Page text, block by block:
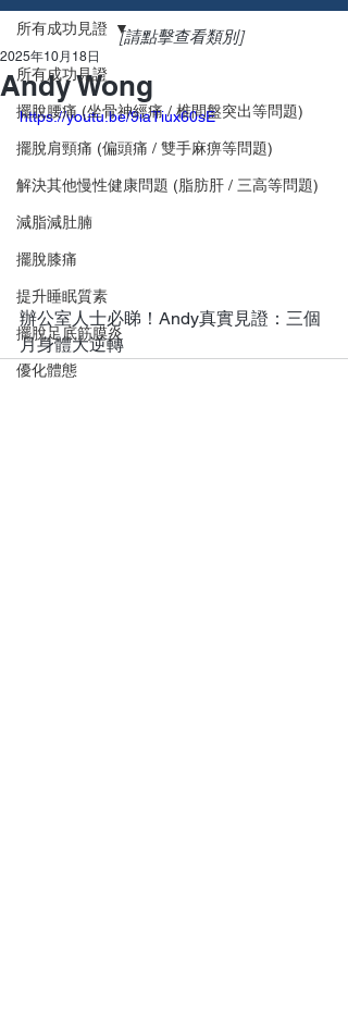
所有成功見證
擺脫腰痛 (坐骨神經痛 / 椎間盤突出等問題)
擺脫肩頸痛 (偏頭痛 / 雙手麻痹等問題)
解決其他慢性健康問題 (脂肪肝 / 三高等問題)
減脂減肚腩
擺脫膝痛
提升睡眠質素
擺脫足底筋膜炎
優化體態
所有成功見證
Andy Wong
2025年10月18日
https://youtu.be/9iaTiux60sE
辦公室人士必睇！Andy真實見證：三個
月身體大逆轉
[請點擊查看類別]